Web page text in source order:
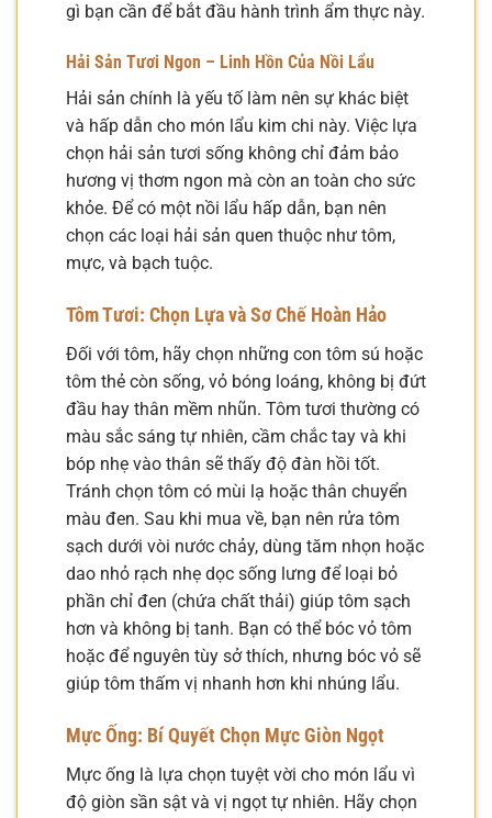
gì bạn cần để bắt đầu hành trình ẩm thực này.
Hải Sản Tươi Ngon – Linh Hồn Của Nồi Lẩu
Hải sản chính là yếu tố làm nên sự khác biệt
và hấp dẫn cho món lẩu kim chi này. Việc lựa
chọn hải sản tươi sống không chỉ đảm bảo
hương vị thơm ngon mà còn an toàn cho sức
khỏe. Để có một nồi lẩu hấp dẫn, bạn nên
chọn các loại hải sản quen thuộc như tôm,
mực, và bạch tuộc.
Tôm Tươi: Chọn Lựa và Sơ Chế Hoàn Hảo
Đối với tôm, hãy chọn những con tôm sú hoặc
tôm thẻ còn sống, vỏ bóng loáng, không bị đứt
đầu hay thân mềm nhũn. Tôm tươi thường có
màu sắc sáng tự nhiên, cầm chắc tay và khi
bóp nhẹ vào thân sẽ thấy độ đàn hồi tốt.
Tránh chọn tôm có mùi lạ hoặc thân chuyển
màu đen. Sau khi mua về, bạn nên rửa tôm
sạch dưới vòi nước chảy, dùng tăm nhọn hoặc
dao nhỏ rạch nhẹ dọc sống lưng để loại bỏ
phần chỉ đen (chứa chất thải) giúp tôm sạch
hơn và không bị tanh. Bạn có thể bóc vỏ tôm
hoặc để nguyên tùy sở thích, nhưng bóc vỏ sẽ
giúp tôm thấm vị nhanh hơn khi nhúng lẩu.
Mực Ống: Bí Quyết Chọn Mực Giòn Ngọt
Mực ống là lựa chọn tuyệt vời cho món lẩu vì
độ giòn sần sật và vị ngọt tự nhiên. Hãy chọn